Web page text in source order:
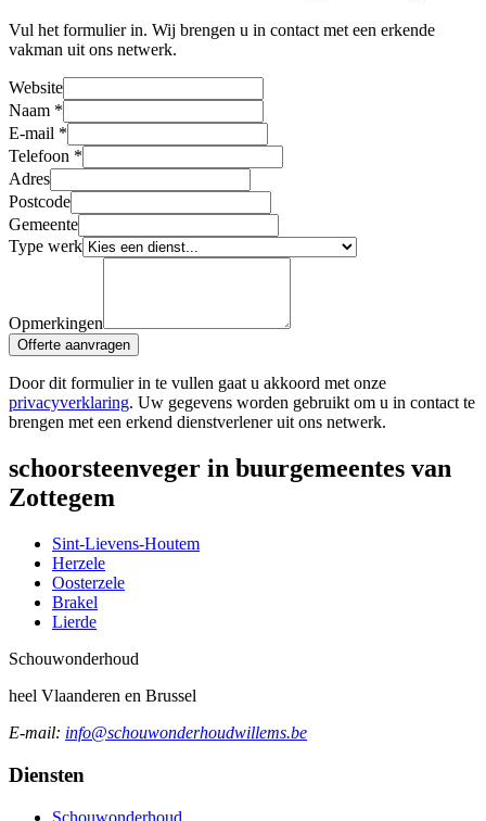
Vul het formulier in. Wij brengen u in contact met een erkende
vakman uit ons netwerk.
Website
Naam *
E-mail *
Telefoon *
Adres
Postcode
Gemeente
Type werk
Opmerkingen
Offerte aanvragen
Door dit formulier in te vullen gaat u akkoord met onze
privacyverklaring. Uw gegevens worden gebruikt om u in contact te
brengen met een erkend dienstverlener uit ons netwerk.
schoorsteenveger in buurgemeentes van
Zottegem
Sint-Lievens-Houtem
Herzele
Oosterzele
Brakel
Lierde
Schouwonderhoud
heel Vlaanderen en Brussel
E-mail: info@schouwonderhoudwillems.be
Diensten
Schouwonderhoud